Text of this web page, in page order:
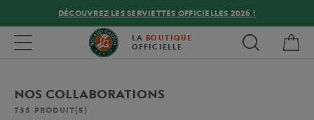
DÉCOUVREZ LES SERVIETTES OFFICIELLES 2026 !
Toggle navigation LA BOUTIQUE
OFFICIELLE
NOS COLLABORATIONS
735 PRODUIT(S)